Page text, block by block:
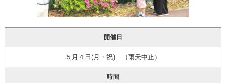
開催日
５月４日(月・祝) （雨天中止）
時間